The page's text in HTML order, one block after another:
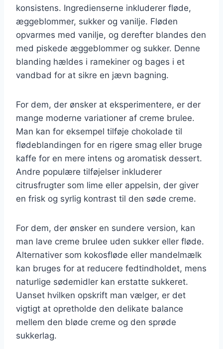
konsistens. Ingredienserne inkluderer fløde,
æggeblommer, sukker og vanilje. Fløden
opvarmes med vanilje, og derefter blandes den
med piskede æggeblommer og sukker. Denne
blanding hældes i ramekiner og bages i et
vandbad for at sikre en jævn bagning.
For dem, der ønsker at eksperimentere, er der
mange moderne variationer af creme brulee.
Man kan for eksempel tilføje chokolade til
flødeblandingen for en rigere smag eller bruge
kaffe for en mere intens og aromatisk dessert.
Andre populære tilføjelser inkluderer
citrusfrugter som lime eller appelsin, der giver
en frisk og syrlig kontrast til den søde creme.
For dem, der ønsker en sundere version, kan
man lave creme brulee uden sukker eller fløde.
Alternativer som kokosfløde eller mandelmælk
kan bruges for at reducere fedtindholdet, mens
naturlige sødemidler kan erstatte sukkeret.
Uanset hvilken opskrift man vælger, er det
vigtigt at opretholde den delikate balance
mellem den bløde creme og den sprøde
sukkerlag.